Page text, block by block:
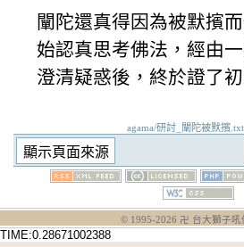
闡陀還真得因為被默擯
始認真思考佛法，經由
澄清疑惑後，終於證了初
agama/研討_闡陀被默擯
© 1995-2026 卍 台大獅子吼
TIME:0.28671002388